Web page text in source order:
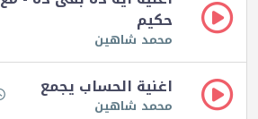
حكيم
محمد شاهين
اغنية الحساب يجمع
محمد شاهين